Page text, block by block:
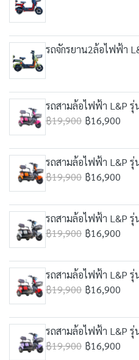
รถจักรยาน2ล้อไฟฟ้า
รถสามล้อไฟฟ้า L&P รุ่
฿19,900 ฿16,900
รถสามล้อไฟฟ้า L&P รุ่
฿19,900 ฿16,900
รถสามล้อไฟฟ้า L&P รุ่
฿19,900 ฿16,900
รถสามล้อไฟฟ้า L&P รุ่
฿19,900 ฿16,900
รถสามล้อไฟฟ้า L&P รุ่
฿19,900 ฿16,900